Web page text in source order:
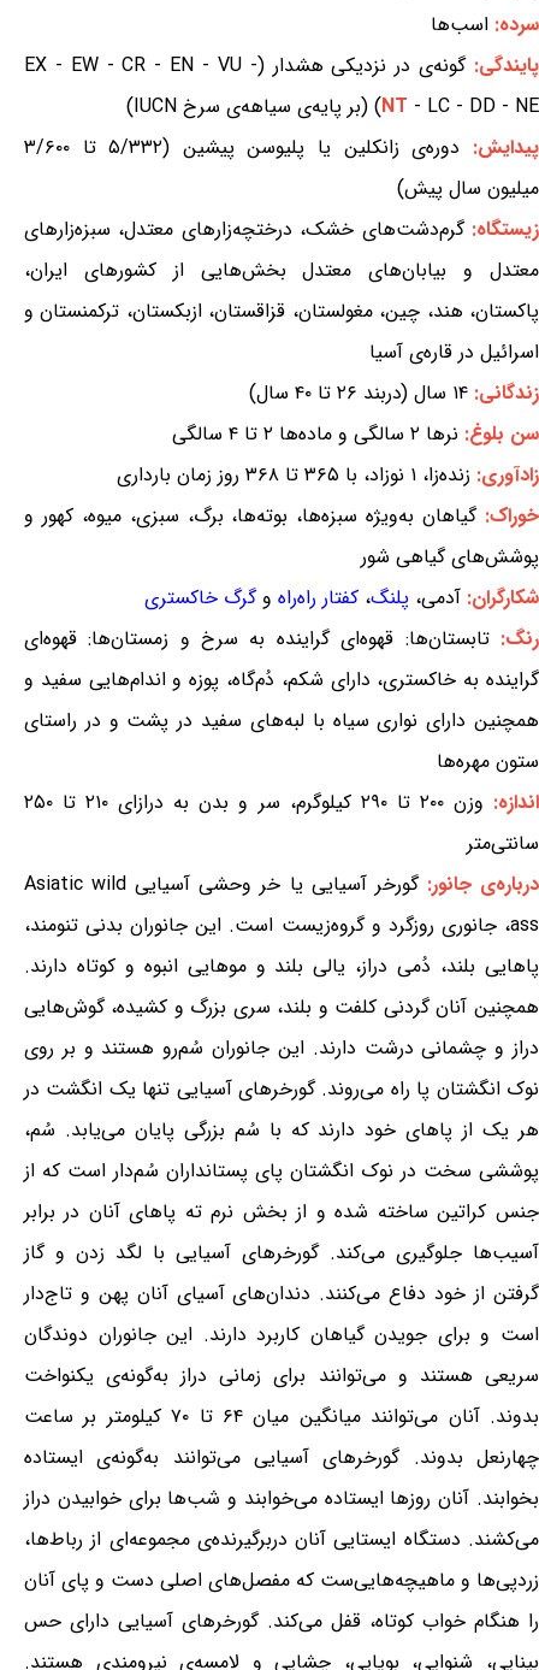
سرده: اسب‌ها
پایندگی:گونه‌ی در نزدیکی هشدار (EX - EW - CR - EN - VU -
NT - LC - DD - NE) (بر پایه‌ی سیاهه‌ی سرخ IUCN)
پیدایش:
دوره‌ی زانکلین یا پلیوسن پیشین (۵/۳۳۲ تا ۳/۶۰۰
میلیون سال پیش)
زیستگاه:گرم‌دشت‌های خشک، درختچه‌زارهای معتدل، سبزه‌زارهای
معتدل و بیابان‌های معتدل بخش‌هایی از کشورهای ایران،
پاکستان، هند، چین، مغولستان، قزاقستان، ازبکستان، ترکمنستان و
اسرائیل در قاره‌ی آسیا
زندگانی: ۱۴ سال (دربند ۲۶ تا ۴۰ سال)
سن بلوغ: نرها ۲ سالگی و ماده‌ها ۲ تا ۴ سالگی
زادآوری: زنده‌زا، ۱ نوزاد، با ۳۶۵ تا ۳۶۸ روز زمان بارداری
خوراک:گیاهان به‌ویژه سبزه‌ها، بوته‌ها، برگ، سبزی، میوه، کهور و
پوشش‌های گیاهی شور
شکارگران: آدمی، پلنگ، کفتار راه‌راه وگرگ خاکستری
رنگ:تابستان‌ها: قهوه‌ای گراینده به سرخ و زمستان‌ها: قهوه‌ای
گراینده به خاکستری، دارای شکم، دُم‌گاه، پوزه و اندام‌هایی سفید و
همچنین دارای نواری سیاه با لبه‌های سفید در پشت و در راستای
ستون مهره‌ها
اندازه:
وزن ۲۰۰ تا ۲۹۰ کیلوگرم، سر و بدن به درازای ۲۱۰ تا ۲۵۰
سانتی‌متر
درباره‌ی جانور:
گورخر آسیایی یا خر وحشی آسیایی Asiatic wild
ass، جانوری روزگرد و گروه‌زیست است. این جانوران بدنی تنومند،
پاهایی بلند، دُمی دراز، یالی بلند و موهایی انبوه و کوتاه دارند.
همچنین آنان گردنی کلفت و بلند، سری بزرگ و کشیده، گوش‌هایی
دراز و چشمانی درشت دارند. این جانوران سُم‌رو هستند و بر روی
نوک انگشتان پا راه می‌روند. گورخرهای آسیایی تنها یک انگشت در
هر یک از پاهای خود دارند که با سُم بزرگی پایان می‌یابد. سُم،
پوششی سخت در نوک انگشتان پای پستانداران سُم‌دار است که از
جنس کراتین ساخته شده و از بخش نرم ته پاهای آنان در برابر
آسیب‌ها جلوگیری می‌کند. گورخرهای آسیایی با لگد زدن و گاز
گرفتن از خود دفاع می‌کنند. دندان‌های آسیای آنان پهن و تاج‌دار
است و برای جویدن گیاهان کاربرد دارند. این جانوران دوندگان
سریعی هستند و می‌توانند برای زمانی دراز به‌گونه‌ی یکنواخت
بدوند. آنان می‌توانند میانگین میان ۶۴ تا ۷۰ کیلومتر بر ساعت
چهارنعل بدوند. گورخرهای آسیایی می‌توانند به‌گونه‌ی ایستاده
بخوابند. آنان روزها ایستاده می‌خوابند و شب‌ها برای خوابیدن دراز
می‌کشند. دستگاه ایستایی آنان دربرگیرنده‌ی مجموعه‌ای از رباط‌ها،
زردپی‌ها و ماهیچه‌هایی‌ست که مفصل‌های اصلی دست و پای آنان
را هنگام خواب کوتاه، قفل می‌کند. گورخرهای آسیایی دارای حس
بینایی، شنوایی، بویایی، چشایی و لامسه‌ی نیرومندی هستند.